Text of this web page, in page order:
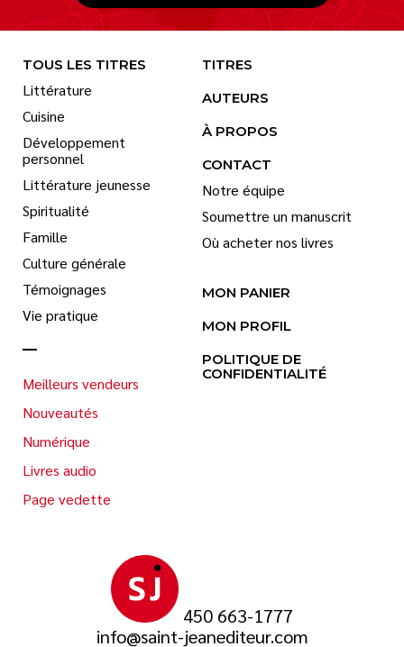
450 663-1777
info@saint-jeanediteur.com
TOUS LES TITRES
Littérature
Cuisine
Développement
personnel
Littérature jeunesse
Spiritualité
Famille
Culture générale
Témoignages
Vie pratique
Meilleurs vendeurs
Nouveautés
Numérique
Livres audio
Page vedette
TITRES
AUTEURS
À PROPOS
CONTACT
Notre équipe
Soumettre un manuscrit
Où acheter nos livres
MON PANIER
MON PROFIL
POLITIQUE DE
CONFIDENTIALITÉ